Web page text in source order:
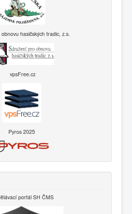
hasičských tradic, z.s.
vpsFree.cz
Pyros 2025
portál SH ČMS